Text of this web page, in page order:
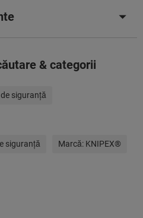
& categorii
siguranţă
siguranţă Marcă: KNIPEX®